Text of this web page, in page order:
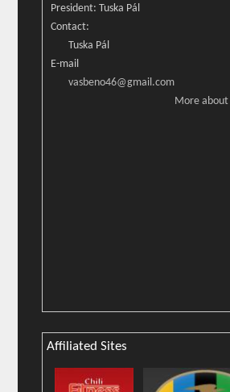
President: Tuska Pál
Contact:
Tuska Pál
E-mail
vasbeno46@gmail.com
More about
Affiliated Sites